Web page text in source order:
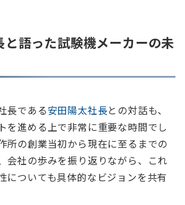
と語った試験機メーカーの未
長である安田陽太社長との対話も、
を進める上で非常に重要な時間でし
所の創業当初から現在に至るまでの
会社の歩みを振り返りながら、これ
についても具体的なビジョンを共有